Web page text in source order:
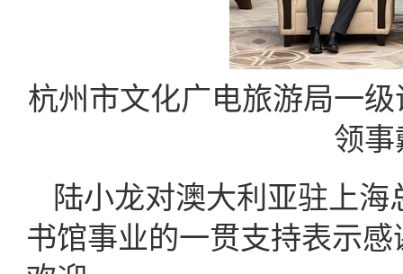
杭州市文化广电旅游局一
领事
陆小龙对澳大利亚驻上
书馆事业的一贯支持表示